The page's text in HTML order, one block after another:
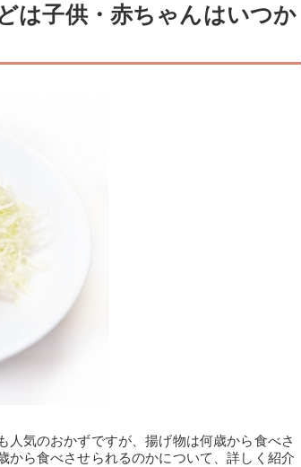
は子供・赤ちゃんはいつか
気のおかずですが、揚げ物は何歳から食べさ
ら食べさせられるのかについて、詳しく紹介